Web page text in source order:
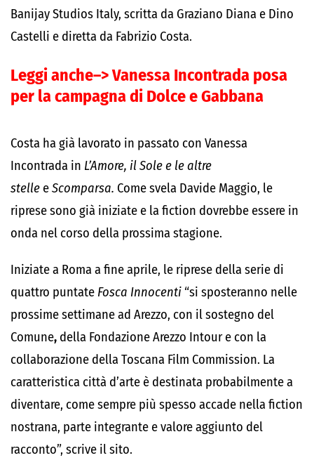
Banijay Studios Italy, scritta da Graziano Diana e Dino
Castelli e diretta da Fabrizio Costa.
Leggi anche–>Vanessa Incontrada posa
per la campagna di Dolce e Gabbana
Costa ha già lavorato in passato con Vanessa
Incontrada in L’Amore, il Sole e le altre
stelle eScomparsa. Come svela Davide Maggio, le
riprese sono già iniziate e la fiction dovrebbe essere in
onda nel corso della prossima stagione.
Iniziate a Roma a fine aprile, le riprese della serie di
quattro puntate Fosca Innocenti “si sposteranno nelle
prossime settimane ad Arezzo, con il sostegno del
Comune, della Fondazione Arezzo Intour e con la
collaborazione della Toscana Film Commission. La
caratteristica città d’arte è destinata probabilmente a
diventare, come sempre più spesso accade nella fiction
nostrana, parte integrante e valore aggiunto del
racconto”, scrive il sito.